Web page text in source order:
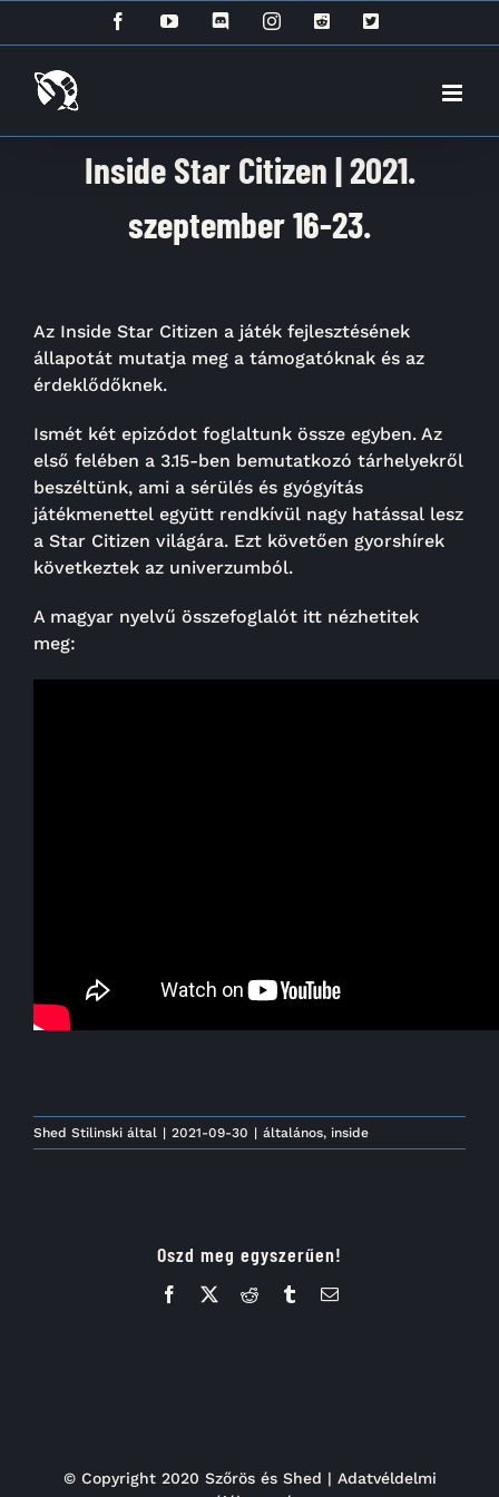
FacebookYouTube DiscordInstagramRedditX
Inside Star Citizen | 2021.
szeptember 16-23.
Az Inside Star Citizen a játék fejlesztésének
állapotát mutatja meg a támogatóknak és az
érdeklődőknek.
Ismét két epizódot foglaltunk össze egyben. Az
első felében a 3.15-ben bemutatkozó tárhelyekről
beszéltünk, ami a sérülés és gyógyítás
játékmenettel együtt rendkívül nagy hatással lesz
a Star Citizen világára. Ezt követően gyorshírek
következtek az univerzumból.
A magyar nyelvű összefoglalót itt nézhetitek
meg:
Shed Stilinski által | 2021-09-30 | általános, inside
Oszd meg egyszerűen!
Facebook Reddit TumblrEmail:
© Copyright 2020 Szőrös és Shed | Adatvéldelmi